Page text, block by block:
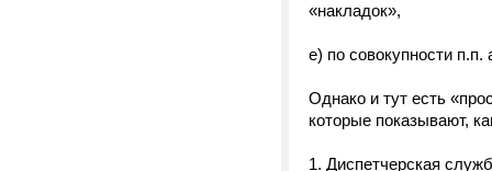
«накладок»,
е) по совокупности
Однако и тут есть
которые показывают,
1. Диспетчерская